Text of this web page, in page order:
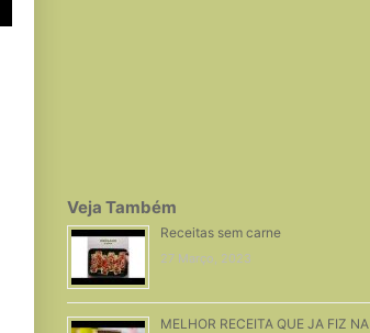
Veja Também
Receitas sem carne
27 Março, 2023
MELHOR RECEITA QUE JA FIZ NA